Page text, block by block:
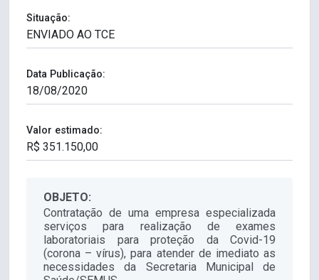
Situação:
Data Publicação:
Valor estimado:
OBJETO:
Contratação de uma empresa especializada
serviços para realização de exames
laboratoriais para proteção da Covid-19
(corona – vírus), para atender de imediato as
necessidades da Secretaria Municipal de